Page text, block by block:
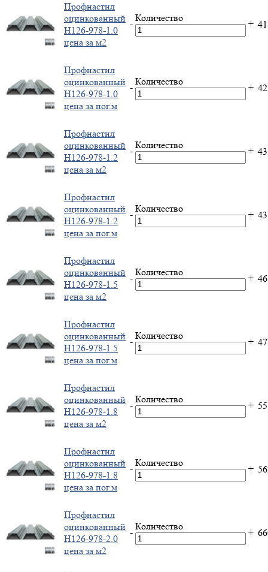
Профнастил
оцинкованный
Н126-978-1.0
цена за м2
-
Количество
+
Профнастил
оцинкованный
Н126-978-1.0
цена за пог.м
-
Количество
+
Профнастил
оцинкованный
Н126-978-1.2
цена за м2
-
Количество
+
Профнастил
оцинкованный
Н126-978-1.2
цена за пог.м
-
Количество
+
Профнастил
оцинкованный
Н126-978-1.5
цена за м2
-
Количество
+
Профнастил
оцинкованный
Н126-978-1.5
цена за пог.м
-
Количество
+
Профнастил
оцинкованный
Н126-978-1.8
цена за м2
-
Количество
+
Профнастил
оцинкованный
Н126-978-1.8
цена за пог.м
-
Количество
+
Профнастил
оцинкованный
Н126-978-2.0
цена за м2
-
Количество
+